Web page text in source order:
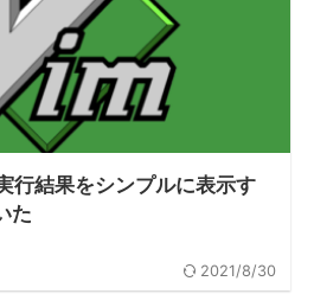
結果をシンプルに表示す
た
2021/8/30